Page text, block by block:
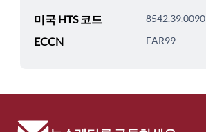
미국 HTS 코드 8542.39.0090
ECCN EAR99